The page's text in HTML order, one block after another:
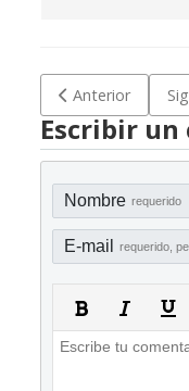
Artículo anterior:
Anterior
Escribir
Nombre requerido
E-mail